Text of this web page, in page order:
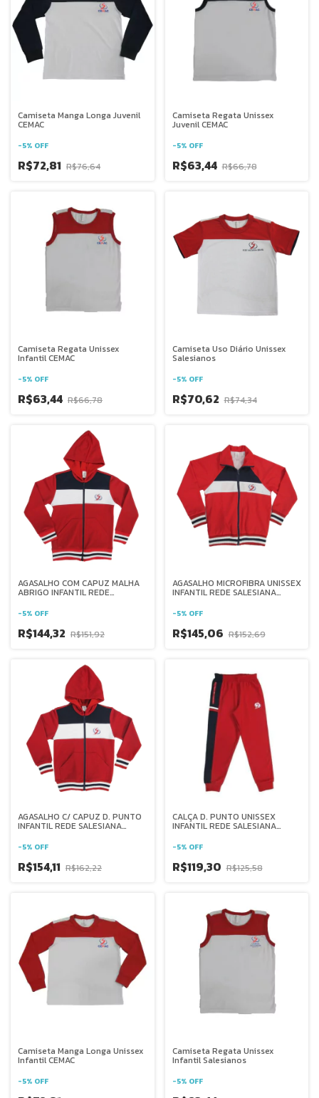
Camiseta Manga Longa Juvenil
CEMAC
-5% OFF
R$72,81 R$76,64
Camiseta Regata Unissex
Juvenil CEMAC
-5% OFF
R$63,44 R$66,78
Camiseta Regata Unissex
Infantil CEMAC
-5% OFF
R$63,44 R$66,78
Camiseta Uso Diário Unissex
Salesianos
-5% OFF
R$70,62 R$74,34
AGASALHO COM CAPUZ MALHA
ABRIGO INFANTIL REDE
-5% OFF
R$144,32 R$151,92
AGASALHO MICROFIBRA UNISSEX
INFANTIL REDE SALESIANA
-5% OFF
R$145,06 R$152,69
AGASALHO C/ CAPUZ D. PUNTO
INFANTIL REDE SALESIANA
-5% OFF
R$154,11 R$162,22
CALÇA D. PUNTO UNISSEX
INFANTIL REDE SALESIANA
-5% OFF
R$119,30 R$125,58
Camiseta Manga Longa Unissex
Infantil CEMAC
-5% OFF
Camiseta Regata Unissex
Infantil Salesianos
-5% OFF